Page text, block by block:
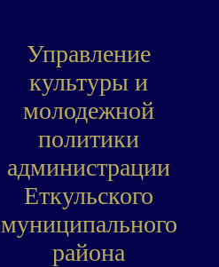
Управление
культуры и
молодежной
политики
администрации
Еткульского
муниципального
района